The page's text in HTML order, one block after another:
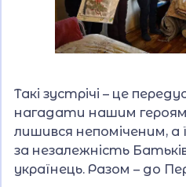
Такі зустрічі – це
нагадати нашим
лишився непоміченим, а
за незалежність
українець. Разом – до